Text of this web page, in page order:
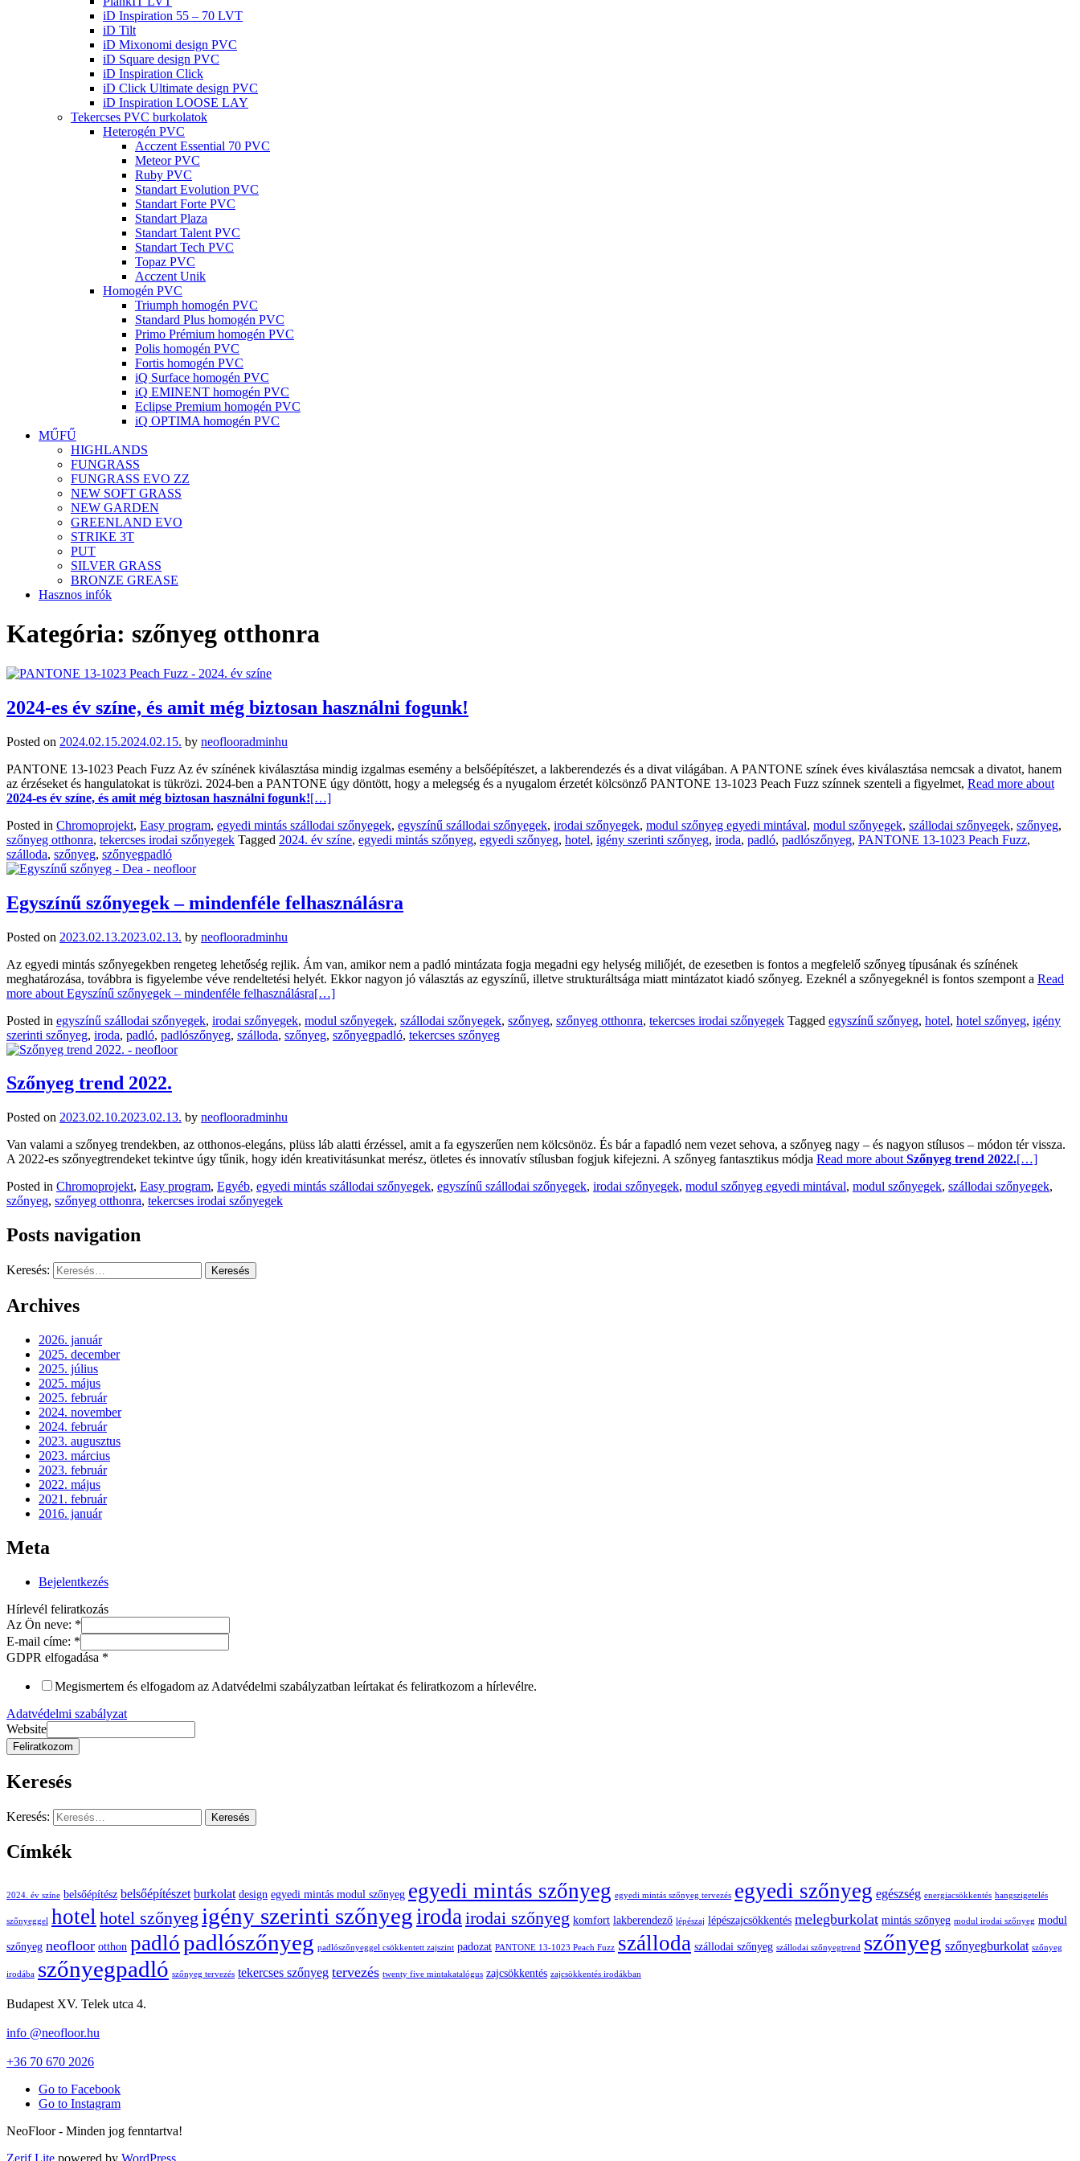
iD Inspiration 55 – 70 LVT
iD Tilt
iD Mixonomi design PVC
iD Square design PVC
iD Inspiration Click
iD Click Ultimate design PVC
iD Inspiration LOOSE LAY
Tekercses PVC burkolatok
Heterogén PVC
Acczent Essential 70 PVC
Meteor PVC
Ruby PVC
Standart Evolution PVC
Standart Forte PVC
Standart Plaza
Standart Talent PVC
Standart Tech PVC
Topaz PVC
Acczent Unik
Homogén PVC
Triumph homogén PVC
Standard Plus homogén PVC
Primo Prémium homogén PVC
Polis homogén PVC
Fortis homogén PVC
iQ Surface homogén PVC
iQ EMINENT homogén PVC
Eclipse Premium homogén PVC
iQ OPTIMA homogén PVC
MŰFŰ
HIGHLANDS
FUNGRASS
FUNGRASS EVO ZZ
NEW SOFT GRASS
NEW GARDEN
GREENLAND EVO
STRIKE 3T
PUT
SILVER GRASS
BRONZE GREASE
Hasznos infók
Kategória: szőnyeg otthonra
2024-es év színe, és amit még biztosan használni fogunk!
Posted on 2024.02.15.2024.02.15. by neoflooradminhu
PANTONE 13-1023 Peach Fuzz Az év színének kiválasztása mindig izgalmas esemény a belsőépítészet, a lakberendezés és a divat világában. A PANTONE színek éves kiválasztása nemcsak a divatot, hanem
az érzéseket és hangulatokat is tükrözi. 2024-ben a PANTONE úgy döntött, hogy a melegség és a nyugalom érzetét kölcsönző PANTONE 13-1023 Peach Fuzz színnek szenteli a figyelmet, Read more about
2024-es év színe, és amit még biztosan használni fogunk![…]
Posted in Chromoprojekt, Easy program, egyedi mintás szállodai szőnyegek, egyszínű szállodai szőnyegek, irodai szőnyegek, modul szőnyeg egyedi mintával, modul szőnyegek, szállodai szőnyegek, szőnyeg,
szőnyeg otthonra, tekercses irodai szőnyegek Tagged 2024. év színe, egyedi mintás szőnyeg, egyedi szőnyeg, hotel, igény szerinti szőnyeg, iroda, padló, padlószőnyeg, PANTONE 13-1023 Peach Fuzz,
szálloda, szőnyeg, szőnyegpadló
Egyszínű szőnyegek – mindenféle felhasználásra
Posted on 2023.02.13.2023.02.13. by neoflooradminhu
Az egyedi mintás szőnyegekben rengeteg lehetőség rejlik. Ám van, amikor nem a padló mintázata fogja megadni egy helység miliőjét, de ezesetben is fontos a megfelelő szőnyeg típusának és színének
meghatározása, továbbra is figyelembe véve rendeltetési helyét. Ekkor nagyon jó választás az egyszínű, illetve strukturáltsága miatt mintázatot kiadó szőnyeg. Ezeknél a szőnyegeknél is fontos szempont a Read
more about Egyszínű szőnyegek – mindenféle felhasználásra[…]
Posted in egyszínű szállodai szőnyegek, irodai szőnyegek, modul szőnyegek, szállodai szőnyegek, szőnyeg, szőnyeg otthonra, tekercses irodai szőnyegek Tagged egyszínű szőnyeg, hotel, hotel szőnyeg, igény
szerinti szőnyeg, iroda, padló, padlószőnyeg, szálloda, szőnyeg, szőnyegpadló, tekercses szőnyeg
Szőnyeg trend 2022.
Posted on 2023.02.10.2023.02.13. by neoflooradminhu
Van valami a szőnyeg trendekben, az otthonos-elegáns, plüss láb alatti érzéssel, amit a fa egyszerűen nem kölcsönöz. És bár a fapadló nem vezet sehova, a szőnyeg nagy – és nagyon stílusos – módon tér vissza.
A 2022-es szőnyegtrendeket tekintve úgy tűnik, hogy idén kreativitásunkat merész, ötletes és innovatív stílusban fogjuk kifejezni. A szőnyeg fantasztikus módja Read more about Szőnyeg trend 2022.[…]
Posted in Chromoprojekt, Easy program, Egyéb, egyedi mintás szállodai szőnyegek, egyszínű szállodai szőnyegek, irodai szőnyegek, modul szőnyeg egyedi mintával, modul szőnyegek, szállodai szőnyegek,
szőnyeg, szőnyeg otthonra, tekercses irodai szőnyegek
Posts navigation
Keresés:
Archives
2026. január
2025. december
2025. július
2025. május
2025. február
2024. november
2024. február
2023. augusztus
2023. március
2023. február
2022. május
2021. február
2016. január
Meta
Bejelentkezés
Hírlevél feliratkozás
Az Ön neve: *
E-mail címe: *
GDPR elfogadása *
Megismertem és elfogadom az Adatvédelmi szabályzatban leírtakat és feliratkozom a hírlevélre.
Adatvédelmi szabályzat
Website
Feliratkozom
Keresés
Keresés:
Címkék
2024. év színe belsőépítész belsőépítészet burkolat design egyedi mintás modul szőnyeg egyedi mintás szőnyeg egyedi mintás szőnyeg tervezés egyedi szőnyeg egészség energiacsökkentés hangszigetelés
szőnyeggel hotel hotel szőnyeg igény szerinti szőnyegirodairodai szőnyeg komfort lakberendező lépészaj lépészajcsökkentés melegburkolat mintás szőnyeg modul irodai szőnyeg modul
szőnyeg neofloor otthon padlópadlószőnyeg padlószőnyeggel csökkentett zajszint padozat PANTONE 13-1023 Peach Fuzz szálloda szállodai szőnyeg szállodai szőnyegtrend szőnyeg szőnyegburkolat szőnyeg
irodába szőnyegpadló szőnyeg tervezés tekercses szőnyeg tervezés twenty five mintakatalógus zajcsökkentés zajcsökkentés irodákban
Budapest XV. Telek utca 4.
info @neofloor.hu
+36 70 670 2026
Go to Facebook
Go to Instagram
NeoFloor - Minden jog fenntartva!